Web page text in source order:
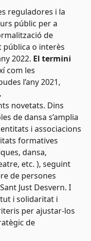
reguladores i la
públic per a
de
pública o interès
2022. El termini
com les
l’any 2021,
novetats. Dins
de dansa s’amplia
i associacions
formatives
dansa,
etc. ), seguint
de persones
Just Desvern. I
i solidaritat i
per ajustar-los
de